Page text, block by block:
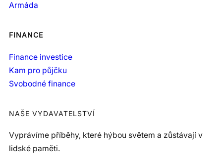
Armáda
FINANCE
Finance investice
Kam pro půjčku
Svobodné finance
NAŠE VYDAVATELSTVÍ
Vyprávíme příběhy, které hýbou světem a zůstávají v
lidské paměti.